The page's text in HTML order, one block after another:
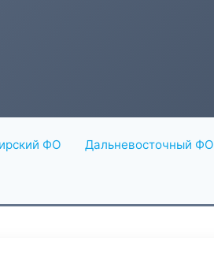
ФО Дальневосточный ФО